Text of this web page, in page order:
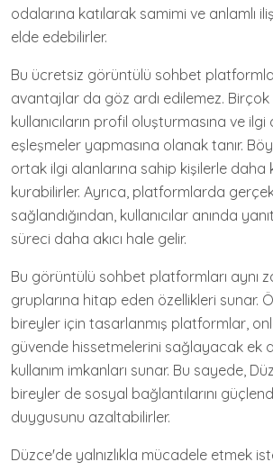
odalarına katılarak samimi ve anlamlı
elde edebilirler.
Bu ücretsiz görüntülü sohbet
avantajlar da göz ardı edilemez.
kullanıcıların profil oluşturmasına ve
eşleşmeler yapmasına olanak tanır.
ortak ilgi alanlarına sahip kişilerle daha
kurabilirler. Ayrıca, platformlarda
sağlandığından, kullanıcılar anında
süreci daha akıcı hale gelir.
Bu görüntülü sohbet platformları aynı
gruplarına hitap eden özellikleri sunar.
bireyler için tasarlanmış platformlar,
güvende hissetmelerini sağlayacak ek
kullanım imkanları sunar. Bu sayede,
bireyler de sosyal bağlantılarını
duygusunu azaltabilirler.
Düzce'de yalnızlıkla mücadele etmek